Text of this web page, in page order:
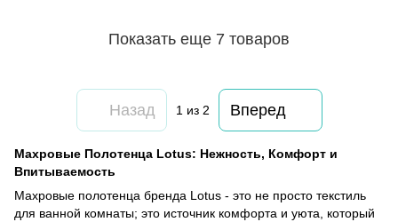
Показать еще 7 товаров
Назад 1 из 2 Вперед
Махровые Полотенца Lotus: Нежность, Комфорт и
Впитываемость
Махровые полотенца бренда Lotus - это не просто текстиль
для ванной комнаты; это источник комфорта и уюта, который